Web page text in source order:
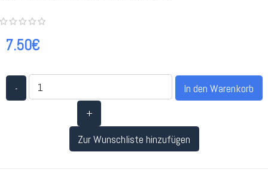
7.50€
-
+
Zur Wunschliste hinzufügen